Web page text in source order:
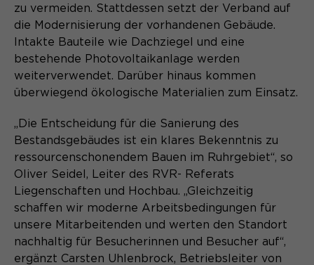
zu vermeiden. Stattdessen setzt der Verband auf
die Modernisierung der vorhandenen Gebäude.
Intakte Bauteile wie Dachziegel und eine
bestehende Photovoltaikanlage werden
weiterverwendet. Darüber hinaus kommen
überwiegend ökologische Materialien zum Einsatz.
„Die Entscheidung für die Sanierung des
Bestandsgebäudes ist ein klares Bekenntnis zu
ressourcenschonendem Bauen im Ruhrgebiet“, so
Oliver Seidel, Leiter des RVR- Referats
Liegenschaften und Hochbau. „Gleichzeitig
schaffen wir moderne Arbeitsbedingungen für
unsere Mitarbeitenden und werten den Standort
nachhaltig für Besucherinnen und Besucher auf“,
ergänzt Carsten Uhlenbrock, Betriebsleiter von